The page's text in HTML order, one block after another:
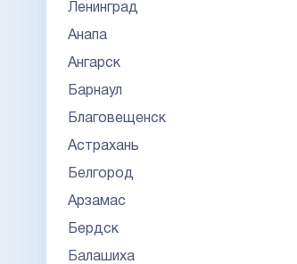
Ленинград
Анапа
Ангарск
Барнаул
Благовещенск
Астрахань
Белгород
Арзамас
Бердск
Балашиха
Акция
Диплом специалиста 2014-2026
НОВОГО ОБРАЗЦА